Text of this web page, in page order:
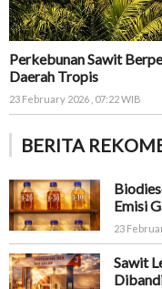
Perkebunan Sawit
Daerah Tropis
23 February 2026 , 07:22 WIB
BERITA
Emisi
23
Sawit